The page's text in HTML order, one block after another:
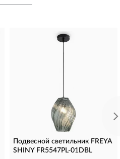
Подвесной светильник FREYA
SHINY FR5547PL-01DBL